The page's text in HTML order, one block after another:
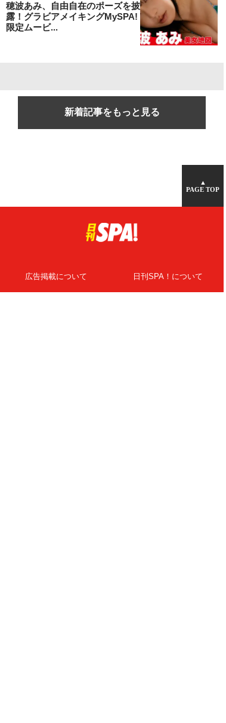
穂波あみ、自由自在のポーズを披
露！グラビアメイキングMySPA!
限定ムービ...
新着記事をもっと見る
▲
PAGE TOP
広告掲載について 日刊SPA！について